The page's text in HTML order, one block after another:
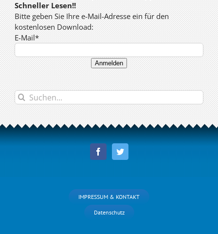
Schneller Lesen!!
Bitte geben Sie Ihre e-Mail-Adresse ein für den
kostenlosen Download:
E-Mail*
Anmelden
Suche
nach:
IMPRESSUM & KONTAKT
Datenschutz